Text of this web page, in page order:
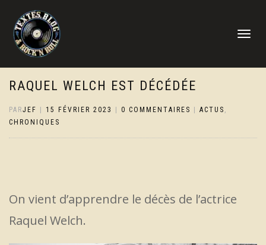
DÉPLIER
RAQUEL WELCH EST DÉCÉDÉE
PARJEF 15 FÉVRIER 2023 0 COMMENTAIRES ACTUS ,
CHRONIQUES
On vient d’apprendre le décès de l’actrice
Raquel Welch.